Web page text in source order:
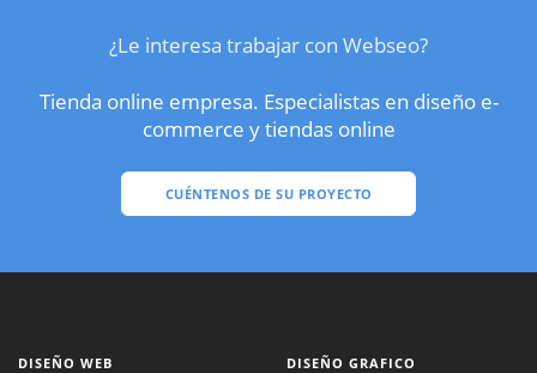
¿Le interesa trabajar con Webseo?
Tienda online empresa. Especialistas en diseño e-
commerce y tiendas online
CUÉNTENOS DE SU PROYECTO
DISEÑO WEB DISEÑO GRAFICO